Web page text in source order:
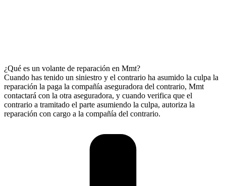
¿Qué es un volante de reparación en Mmt?
Cuando has tenido un siniestro y el contrario ha asumido la culpa la
reparación la paga la compañía aseguradora del contrario, Mmt
contactará con la otra aseguradora, y cuando verifica que el
contrario a tramitado el parte asumiendo la culpa, autoriza la
reparación con cargo a la compañía del contrario.